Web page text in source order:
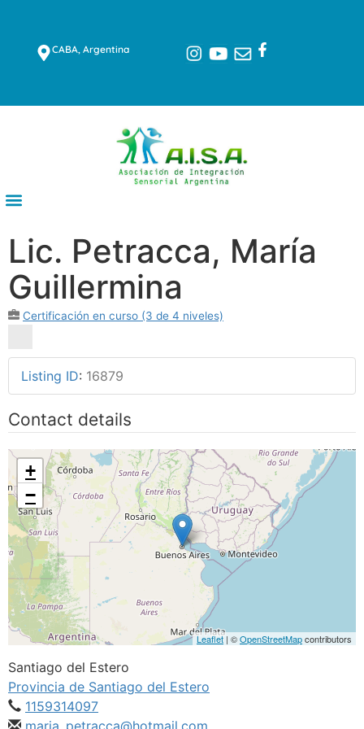
CABA, Argentina
Lic. Petracca, María
Guillermina
Certificación en curso (3 de 4 niveles)
Listing ID: 16879
Contact details
+
−
Leaflet| ©OpenStreetMapcontributors
Santiago del Estero
Provincia de Santiago del Estero
1159314097
maria_petracca@hotmail.com